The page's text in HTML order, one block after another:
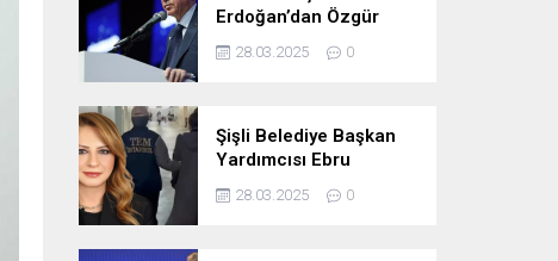
Erdoğan’dan Özgür
Özel’e tepki: ‘Siyasi
mandacılık talep ediyor’
28.03.2025 0
Şişli Belediye Başkan
Yardımcısı Ebru
Özdemir tutuklandı
28.03.2025 0